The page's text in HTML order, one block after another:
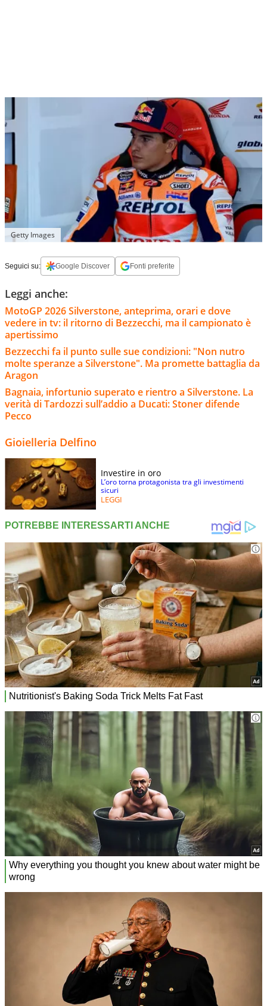
Getty Images
Seguici su: Google Discover Fonti preferite
Leggi anche:
MotoGP 2026 Silverstone, anteprima, orari e dove
vedere in tv: il ritorno di Bezzecchi, ma il campionato è
apertissimo
Bezzecchi fa il punto sulle sue condizioni: "Non nutro
molte speranze a Silverstone". Ma promette battaglia da
Aragon
Bagnaia, infortunio superato e rientro a Silverstone. La
verità di Tardozzi sull’addio a Ducati: Stoner difende
Pecco
Gioielleria Delfino
Investire in oro
L’oro torna protagonista tra gli investimenti
sicuri
LEGGI